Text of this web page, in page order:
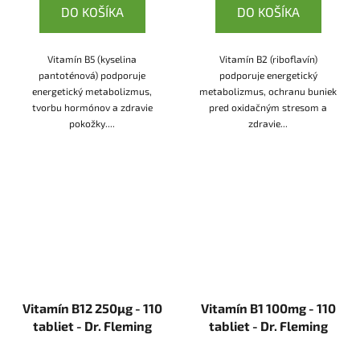
DO KOŠÍKA
Vitamín B5 (kyselina
pantoténová) podporuje
energetický metabolizmus,
tvorbu hormónov a zdravie
pokožky....
DO KOŠÍKA
Vitamín B2 (riboflavín)
podporuje energetický
metabolizmus, ochranu buniek
pred oxidačným stresom a
zdravie...
Vitamín B12 250μg - 110
tabliet - Dr. Fleming
Vitamín B1 100mg - 110
tabliet - Dr. Fleming